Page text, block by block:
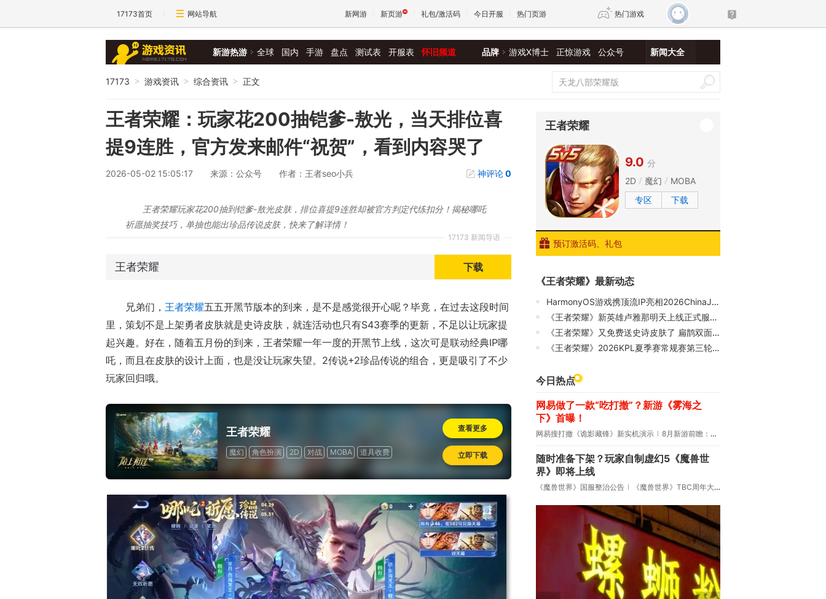
17173首页 网站导航 新网游 新页游 礼包/激活码 今日开服 热门页游 热门游戏
王权与自由 诛仙世界
新游热游 全球 国内 手游 盘点 测试表 开服表 怀旧频道 品牌 游戏X博士 正惊游戏 公众号 新闻大全
17173 > 游戏资讯 > 综合资讯 > 正文
王者荣耀：玩家花200抽铠爹-敖光，当天排位喜
提9连胜，官方发来邮件“祝贺”，看到内容哭了
2026-05-02 15:05:17 来源：公众号 作者：王者seo小兵 神评论0
17173 新闻导语
王者荣耀玩家花200抽到铠爹-敖光皮肤，排位喜提9连胜却被官方判定代练扣分！揭秘哪吒
祈愿抽奖技巧，单抽也能出珍品传说皮肤，快来了解详情！
王者荣耀
S35赛季 命归缘起
下载
兄弟们， 王者荣耀五五开黑节版本的到来，是不是感觉很开心呢？毕竟，在过去这段时间
里，策划不是上架勇者皮肤就是史诗皮肤，就连活动也只有S43赛季的更新，不足以让玩家提
起兴趣。好在，随着五月份的到来，王者荣耀一年一度的开黑节上线，这次可是联动经典IP哪
吒，而且在皮肤的设计上面，也是没让玩家失望。2传说+2珍品传说的组合，更是吸引了不少
玩家回归哦。
王者荣耀
魔幻 角色扮演 2D 对战 MOBA 道具收费
查看更多
立即下载
王者荣耀
9.0 分
2D
魔幻
MOBA
专区
下载
预订激活码、礼包
《王者荣耀》最新动态
HarmonyOS游戏携顶流IP亮相2026ChinaJoy，展区热度持续高涨
《王者荣耀》新英雄卢雅那明天上线正式服：定位射手 免费得
《王者荣耀》又免费送史诗皮肤了 扁鹊双面药师 价值88.8元
《王者荣耀》2026KPL夏季赛常规赛第三轮W1D1 | 整装待发，谁将赢取开门红？
今日热点
网易做了一款“吃打撤”？新游《雾海之
下》首曝！
网易搜打撤《诡影藏锋》新实机演示 8月新游前瞻：《诡秘之主》领衔
随时准备下架？玩家自制虚幻5《魔兽世
界》即将上线
《魔兽世界》国服整治公告 《魔兽世界》TBC周年大更：双经典团本回归！